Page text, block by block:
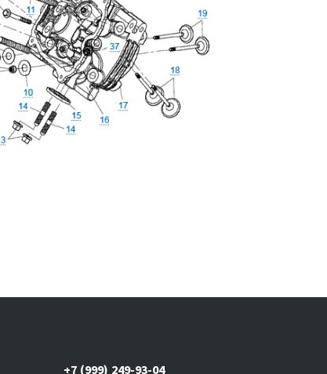
+7 (999) 249-93-04